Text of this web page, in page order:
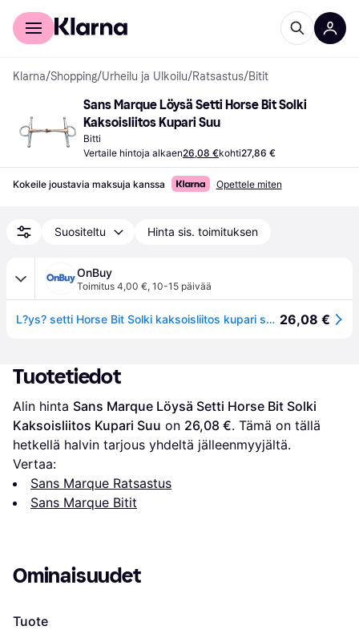
Kuluttajille
Klarna/Shopping/Urheilu ja Ulkoilu/Ratsastus/Bitit
Sans Marque Löysä Setti Horse Bit Solki
Kaksoisliitos Kupari Suu
Bitti
Vertaile hintoja alkaen26,08 €kohti27,86 €
Kokeile joustavia maksuja kanssa Opettele miten
Suositeltu Hinta sis. toimituksen
OnBuy
Toimitus 4,00 €, 10-15 päivää
L?ys? setti Horse Bit Solki kaksoisliitos kupari suu 135mm 26,08 €
Tuotetiedot
Alin hinta Sans Marque Löysä Setti Horse Bit Solki
Kaksoisliitos Kupari Suu on 26,08 €. Tämä on tällä
hetkellä halvin tarjous yhdeltä jälleenmyyjältä.
Vertaa:
Sans Marque Ratsastus
Sans Marque Bitit
Ominaisuudet
Tuote